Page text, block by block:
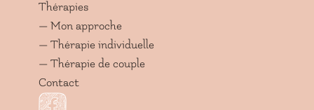
Thérapies
— Mon approche
— Thérapie individuelle
— Thérapie de couple
Contact